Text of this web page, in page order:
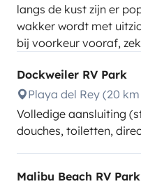
langs de kust zijn er
wakker wordt met
bij voorkeur vooraf,
Dockweiler RV Park
Playa del Rey (20
Volledige aansluiting
douches, toiletten,
Malibu Beach RV Park